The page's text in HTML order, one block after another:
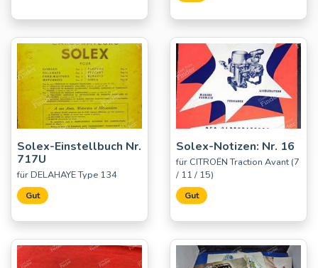
Solex-Einstellbuch Nr.
717U
für DELAHAYE Type 134
Gut
Solex-Notizen: Nr. 16
für CITROËN Traction Avant (7
/ 11 / 15)
Gut